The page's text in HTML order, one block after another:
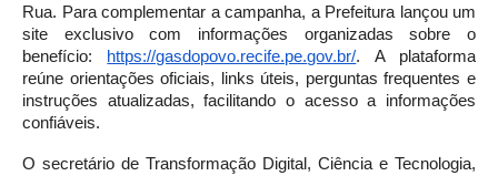
Rua. Para complementar a campanha, a Prefeitura lançou um
site exclusivo com informações organizadas sobre o
benefício:
https://gasdopovo.recife.pe.gov.br/. A plataforma
reúne orientações oficiais, links úteis, perguntas frequentes e
instruções atualizadas, facilitando o acesso a informações
confiáveis.
O secretário de Transformação Digital, Ciência e Tecnologia,